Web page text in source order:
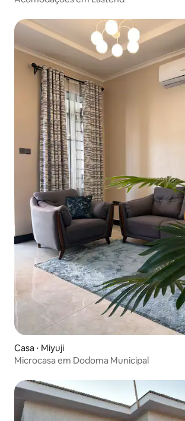
Casa ⋅ Miyuji
Microcasa em Dodoma Municipal